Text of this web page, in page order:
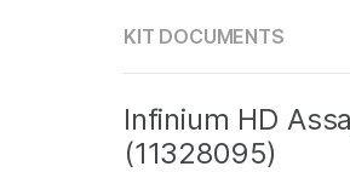
KIT DOCUMENTS
Infinium HD
(11328095)